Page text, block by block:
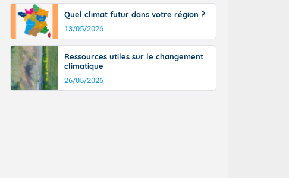
Quel climat futur dans votre région ?
13/05/2026
Ressources utiles sur le changement
climatique
26/05/2026